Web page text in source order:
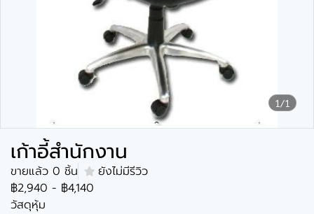
1/1
เก้าอี้สำนักงาน
ขายแล้ว 0 ชิ้น
ยังไม่มีรีวิว
฿2,940 - ฿4,140
วัสดุหุ้ม